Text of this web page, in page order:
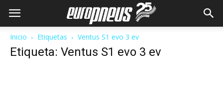
Inicio Etiquetas Ventus S1 evo 3 ev
Etiqueta: Ventus S1 evo 3 ev